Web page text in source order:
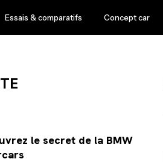
Essais & comparatifs Concept car
le secret de la BMW